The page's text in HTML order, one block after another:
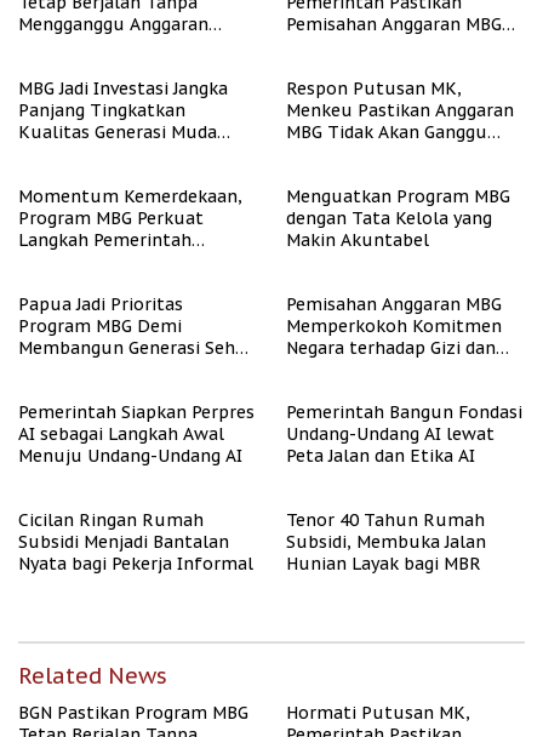
Mengganggu Anggaran
Pemisahan Anggaran MBG
MBG Jadi Investasi Jangka
Panjang Tingkatkan
Kualitas Generasi Muda
Respon Putusan MK,
Menkeu Pastikan Anggaran
MBG Tidak Akan Ganggu
Momentum Kemerdekaan,
Program MBG Perkuat
Langkah Pemerintah
Menguatkan Program MBG
dengan Tata Kelola yang
Makin Akuntabel
Papua Jadi Prioritas
Program MBG Demi
Membangun Generasi Sehat
Pemisahan Anggaran MBG
Memperkokoh Komitmen
Negara terhadap Gizi dan
Pemerintah Siapkan Perpres
AI sebagai Langkah Awal
Menuju Undang-Undang AI
Pemerintah Bangun Fondasi
Undang-Undang AI lewat
Peta Jalan dan Etika AI
Cicilan Ringan Rumah
Subsidi Menjadi Bantalan
Nyata bagi Pekerja Informal
Tenor 40 Tahun Rumah
Subsidi, Membuka Jalan
Hunian Layak bagi MBR
Related News
BGN Pastikan Program MBG
Hormati Putusan MK,